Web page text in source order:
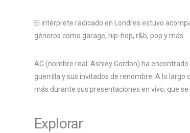
El intérprete radicado en Londres estuvo
géneros como garage, hip-hop, r&b, pop y más.
AG (nombre real: Ashley Gordon) ha
guerrilla y sus invitados de renombre. A lo largo
más durante sus presentaciones en vivo, que
Explorar